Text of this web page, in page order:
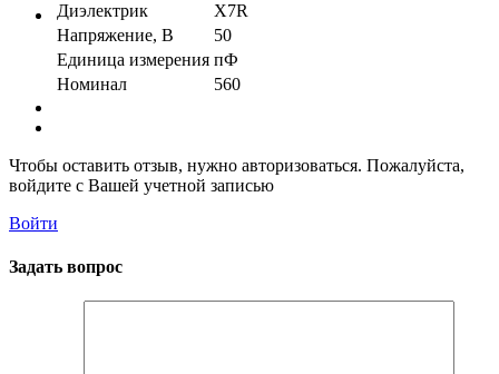
Диэлектрик
X7R
Напряжение, В
50
Единица измерения пФ
Номинал
560
Чтобы оставить отзыв, нужно авторизоваться. Пожалуйста,
войдите с Вашей учетной записью
Войти
Задать вопрос